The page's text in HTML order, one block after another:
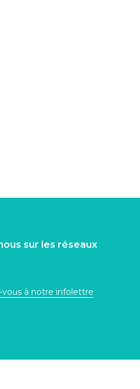
sur les réseaux
vous à notre infolettre